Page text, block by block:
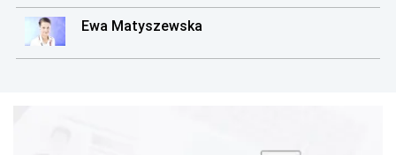
Ewa Matyszewska